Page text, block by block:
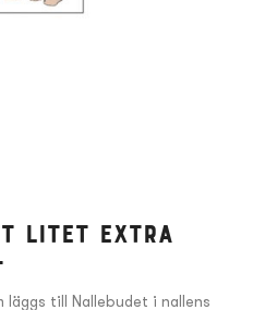
litet extra
till Nallebudet i nallens